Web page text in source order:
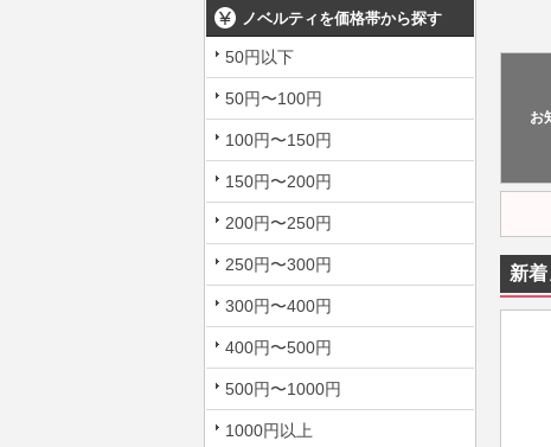
ノベルティを価格帯から探す
50円以下
50円〜100円
100円〜150円
150円〜200円
200円〜250円
250円〜300円
300円〜400円
400円〜500円
500円〜1000円
1000円以上
お
新